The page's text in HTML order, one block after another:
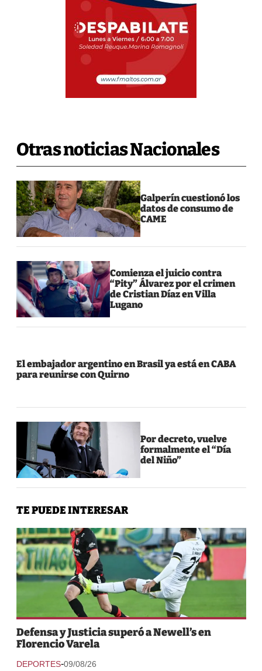
Otras noticias Nacionales
Galperín cuestionó los
datos de consumo de
CAME
Comienza el juicio contra
“Pity” Álvarez por el crimen
de Cristian Díaz en Villa
Lugano
El embajador argentino en Brasil ya está en CABA
para reunirse con Quirno
Por decreto, vuelve
formalmente el “Día
del Niño”
TE PUEDE INTERESAR
Defensa y Justicia superó a Newell’s en
Florencio Varela
DEPORTES-09/08/26